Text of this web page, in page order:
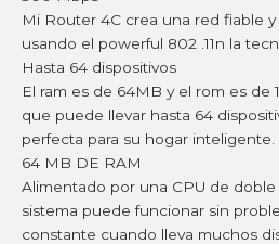
Mi Router 4C crea una red fiable
usando el powerful 802 .11n la
Hasta 64 dispositivos
El ram es de 64MB y el rom es de
que puede llevar hasta 64
perfecta para su hogar inteligente.
64 MB DE RAM
Alimentado por una CPU de
sistema puede funcionar sin
constante cuando lleva muchos